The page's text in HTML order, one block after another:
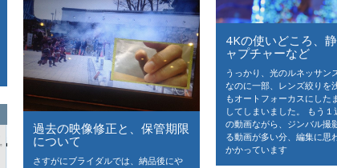
4Kの使いどころ、
ャプチャーなど
うっかり、光のルネッサン
なのに一部、レンズ絞りを
もオートフォーカスにした
してしまいました。 もう１
の動画ながら、ジンバル撮
る動画が多い分、編集に思
かかっています
過去の映像修正と、保管期限
について
さすがにブライダルでは、納品後にや